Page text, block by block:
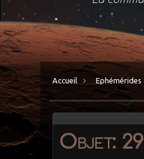
Accueil Ephémérides
Objet: